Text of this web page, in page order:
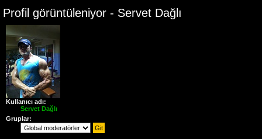
Profil görüntüleniyor - Servet Dağlı
Kullanıcı adı:
Servet Dağlı
Gruplar: